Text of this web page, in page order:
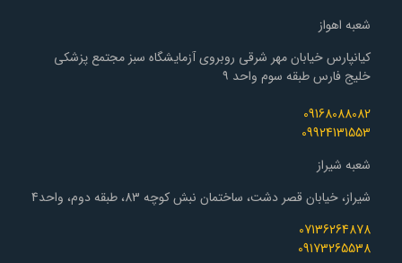
شعبه اهواز
کیانپارس خیابان مهر شرقی روبروی آزمایشگاه سبز مجتمع پزشکی
خلیج فارس طبقه سوم واحد ۹
09168088082
09924131553
شعبه شیراز
شیراز، خیابان قصر دشت، ساختمان نبش کوچه 83، طبقه دوم، واحد4
07136264878
09173265538